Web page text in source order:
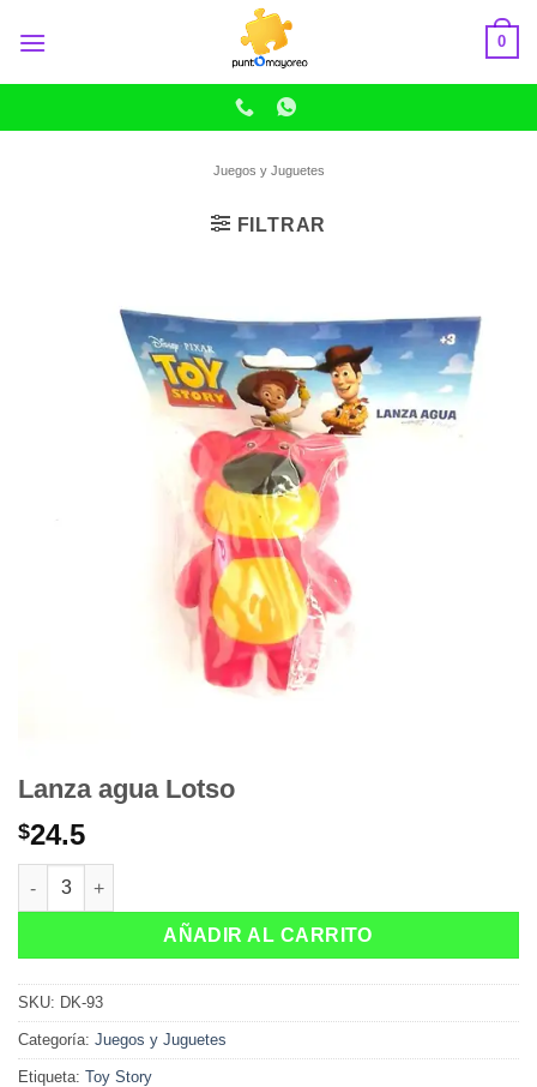
0
Juegos y Juguetes
FILTRAR
Lanza agua Lotso
$24.5
Lanza agua Lotso cantidad
AÑADIR AL CARRITO
SKU: DK-93
Categoría: Juegos y Juguetes
Etiqueta: Toy Story